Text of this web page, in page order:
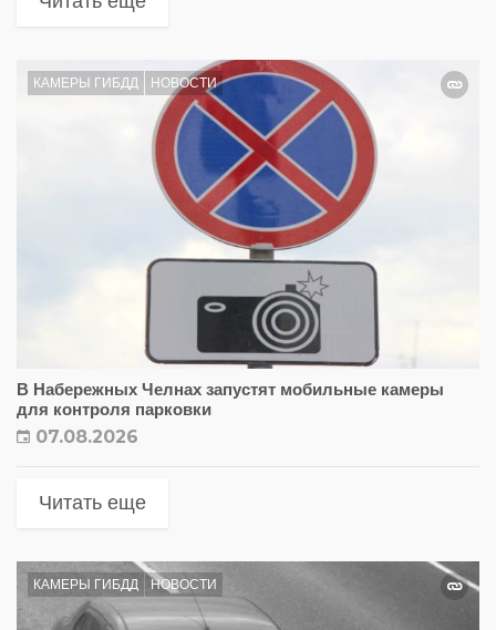
КАМЕРЫ ГИБДД НОВОСТИ
В Набережных Челнах запустят мобильные камеры
для контроля парковки
07.08.2026
Читать еще
КАМЕРЫ ГИБДД НОВОСТИ